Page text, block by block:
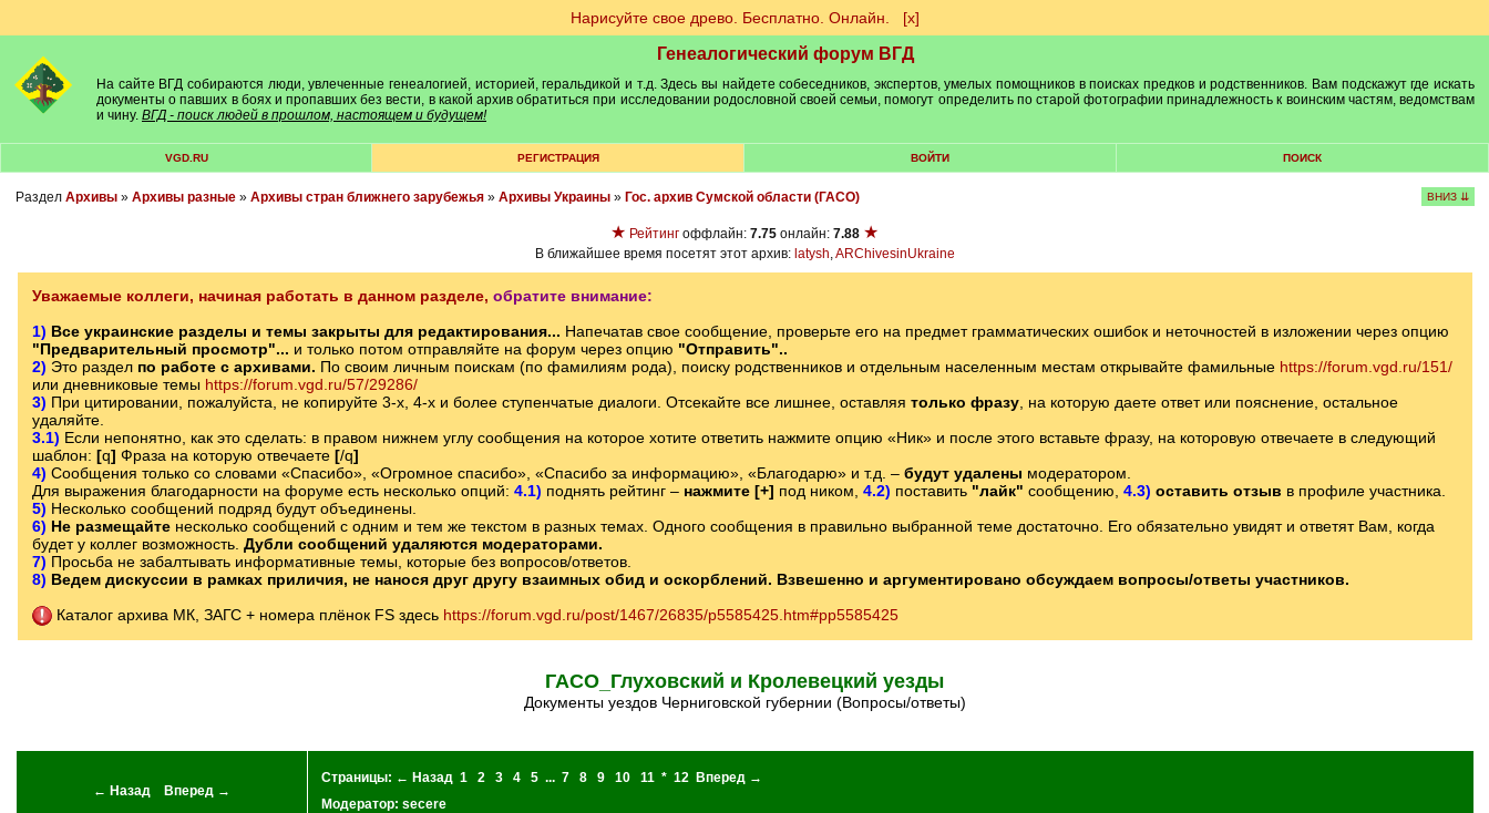
Нарисуйте свое древо. Бесплатно. Онлайн. [х]
Генеалогический форум ВГД
На сайте ВГД собираются люди, увлеченные генеалогией, историей, геральдикой и т.д. Здесь вы найдете собеседников, экспертов, умелых помощников в поисках предков и родственников. Вам подскажут где искать
документы о павших в боях и пропавших без вести, в какой архив обратиться при исследовании родословной своей семьи, помогут определить по старой фотографии принадлежность к воинским частям, ведомствам
и чину. ВГД - поиск людей в прошлом, настоящем и будущем!
VGD.RU РЕГИСТРАЦИЯ ВОЙТИ ПОИСК
Раздел Архивы» Архивы разные» Архивы стран ближнего зарубежья» Архивы Украины» Гос. архив Сумской области (ГАСО) ВНИЗ ⇊
★ Рейтинг оффлайн: 7.75 онлайн: 7.88 ★
В ближайшее время посетят этот архив: latysh,ARChivesinUkraine
Уважаемые коллеги, начиная работать в данном разделе, обратите внимание:
1) Все украинские разделы и темы закрыты для редактирования... Напечатав свое сообщение, проверьте его на предмет грамматических ошибок и неточностей в изложении через опцию
"Предварительный просмотр"... и только потом отправляйте на форум через опцию "Отправить"..
2) Это раздел по работе с архивами. По своим личным поискам (по фамилиям рода), поиску родственников и отдельным населенным местам открывайте фамильные https://forum.vgd.ru/151/
или дневниковые темы https://forum.vgd.ru/57/29286/
3) При цитировании, пожалуйста, не копируйте 3-х, 4-х и более ступенчатые диалоги. Отсекайте все лишнее, оставляя только фразу, на которую даете ответ или пояснение, остальное
удаляйте.
3.1) Если непонятно, как это сделать: в правом нижнем углу сообщения на которое хотите ответить нажмите опцию «Ник» и после этого вставьте фразу, на которовую отвечаете в следующий
шаблон: [q] Фраза на которую отвечаете [/q]
4) Сообщения только со словами «Спасибо», «Огромное спасибо», «Спасибо за информацию», «Благодарю» и т.д. – будут удалены модератором.
Для выражения благодарности на форуме есть несколько опций: 4.1) поднять рейтинг – нажмите [+] под ником, 4.2) поставить "лайк" сообщению, 4.3) оставить отзыв в профиле участника.
5) Несколько сообщений подряд будут объединены.
6) Не размещайтенесколько сообщений с одним и тем же текстом в разных темах. Одного сообщения в правильно выбранной теме достаточно. Его обязательно увидят и ответят Вам, когда
будет у коллег возможность. Дубли сообщений удаляются модераторами.
7) Просьба не забалтывать информативные темы, которые без вопросов/ответов.
8) Ведем дискуссии в рамках приличия, не нанося друг другу взаимных обид и оскорблений. Взвешенно и аргументировано обсуждаем вопросы/ответы участников.
Каталог архива МК, ЗАГС + номера плёнок FS здесь https://forum.vgd.ru/post/1467/26835/p5585425.htm#pp5585425
ГАСО_Глуховский и Кролевецкий уезды
Документы уездов Черниговской губернии (Вопросы/ответы)
← Назад Вперед →
Страницы: ← Назад 1 2 3 4 5 ... 7 8 9 10 11 * 12
Вперед →
Модератор: secere